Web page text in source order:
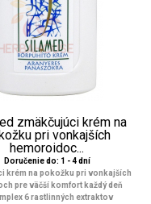
zmäkčujúci krém na
pri vonkajších
hemoroidoc...
Doručenie do: 1 - 4 dní
krém na pokožku pri vonkajších
pre väčší komfort každý deň
6 rastlinných extraktov